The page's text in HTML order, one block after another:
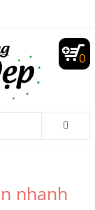
0
nhanh